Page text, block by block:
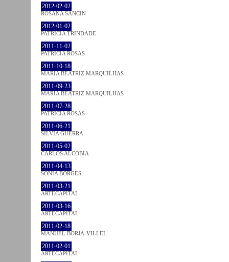
2012-02-02
ROSANA SANCIN
2012-01-02
PATRÍCIA TRINDADE
2011-11-02
PATRÍCIA ROSAS
2011-10-18
MARIA BEATRIZ MARQUILHAS
2011-09-23
MARIA BEATRIZ MARQUILHAS
2011-07-28
PATRÍCIA ROSAS
2011-06-21
SÍLVIA GUERRA
2011-05-02
CARLOS ALCOBIA
2011-04-13
SÓNIA BORGES
2011-03-21
ARTECAPITAL
2011-03-16
ARTECAPITAL
2011-02-18
MANUEL BORJA-VILLEL
2011-02-01
ARTECAPITAL